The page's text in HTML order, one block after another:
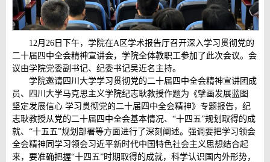
12月26日下午，学院在A区学术报告厅召开深入学习贯彻党的
二十届四中全会精神宣讲会，学院全体教职工参加了此次会议。会
议由学院党委副书记、纪委书记吴近名主持。
学院邀请四川大学学习贯彻党的二十届四中全会精神宣讲团成
员、四川大学马克思主义学院纪志耿教授作题为《擘画发展蓝图
坚定发展信心 学习贯彻党的二十届四中全会精神》专题报告，纪
志耿教授从党的二十届四中全会基本情况、“十四五”规划取得的成
就、“十五五”规划部署等方面进行了深刻阐述。强调要把学习领会
全会精神同学习领会习近平新时代中国特色社会主义思想结合起
来，要准确把握“十四五”时期取得的成就，科学认识国内外形势，